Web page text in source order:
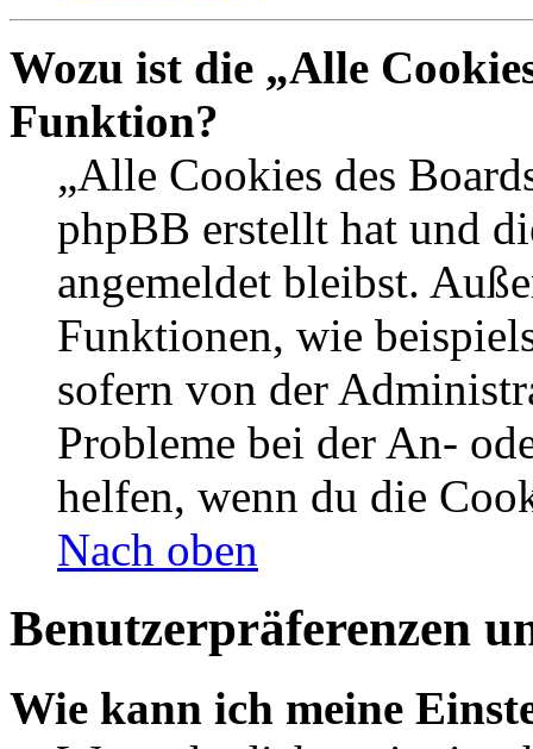
Wozu ist die „Alle
Funktion?
„Alle Cookies des
phpBB erstellt hat und
angemeldet bleibst.
Funktionen, wie
sofern von der
Probleme bei der An-
helfen, wenn du die
Nach oben
Benutzerpräferenzen
Wie kann ich meine